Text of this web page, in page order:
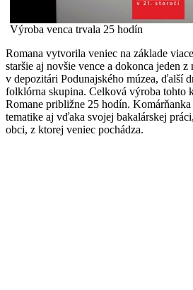
Výroba venca trvala 25 hodín
Romana vytvorila veniec na základe
staršie aj novšie vence a dokonca jeden
v depozitári Podunajského múzea, ďalší
folklórna skupina. Celková výroba tohto
Romane približne 25 hodín.
tematike aj vďaka svojej bakalárskej
obci, z ktorej veniec pochádza.